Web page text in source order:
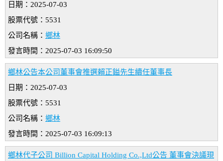
日期：2025-07-03
股票代號：5531
公司名稱： 鄉林
發言時間：2025-07-03 16:09:50
鄉林公告本公司董事會推選賴正鎰先生續任董事長
日期：2025-07-03
股票代號：5531
公司名稱： 鄉林
發言時間：2025-07-03 16:09:13
鄉林代子公司 Billion Capital Holding Co.,Ltd公告 董事會決議現